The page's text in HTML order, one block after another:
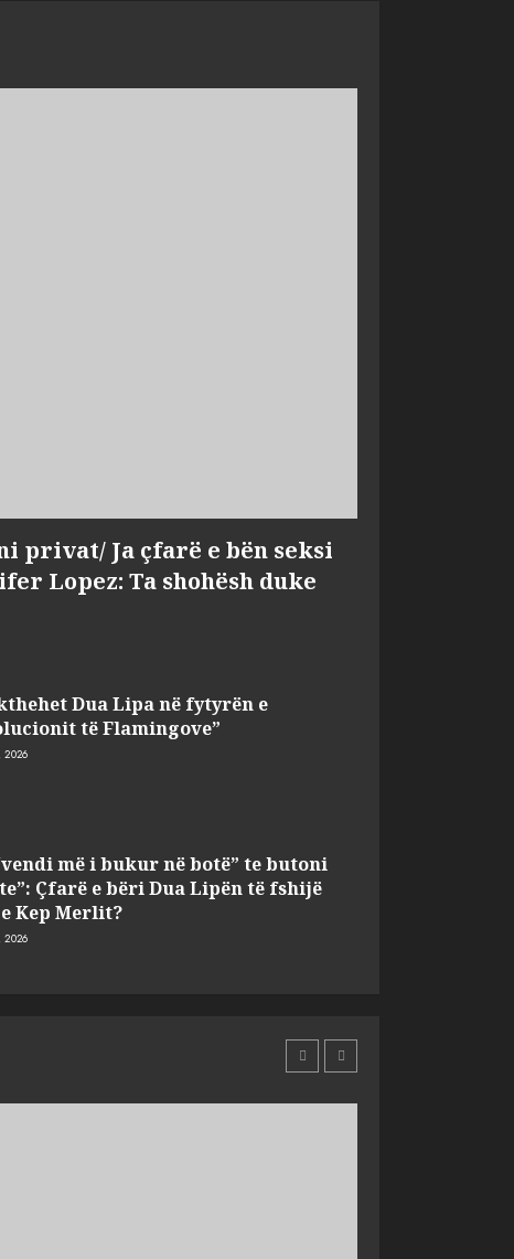
privat/ Ja çfarë e bën seksi
Lopez: Ta shohësh duke
Dua Lipa në fytyrën e
të Flamingove”
2026
më i bukur në botë” te butoni
Çfarë e bëri Dua Lipën të fshijë
Kep Merlit?
2026
të mazhorancës